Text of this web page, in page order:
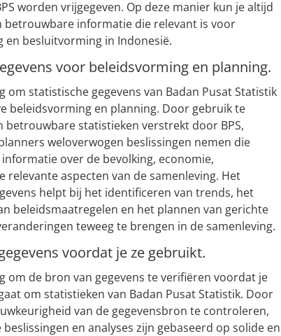
worden vrijgegeven. Op deze manier kun je altijd
betrouwbare informatie die relevant is voor
en besluitvorming in Indonesië.
voor beleidsvorming en planning.
om statistische gegevens van Badan Pusat Statistik
beleidsvorming en planning. Door gebruik te
betrouwbare statistieken verstrekt door BPS,
weloverwogen beslissingen nemen die
over de bevolking, economie,
relevante aspecten van de samenleving. Het
helpt bij het identificeren van trends, het
beleidsmaatregelen en het plannen van gerichte
teweeg te brengen in de samenleving.
voordat je ze gebruikt.
om de bron van gegevens te verifiëren voordat je
om statistieken van Badan Pusat Statistik. Door
van de gegevensbron te controleren,
en analyses zijn gebaseerd op solide en